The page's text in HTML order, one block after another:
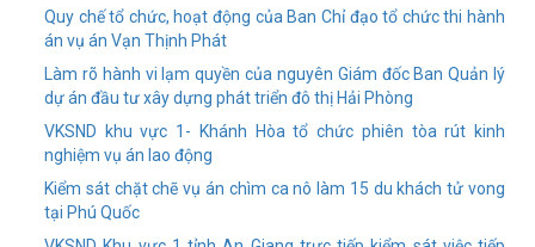
Quy chế tổ chức, hoạt động của Ban Chỉ đạo tổ chức thi hành
án vụ án Vạn Thịnh Phát
Làm rõ hành vi lạm quyền của nguyên Giám đốc Ban Quản lý
dự án đầu tư xây dựng phát triển đô thị Hải Phòng
VKSND khu vực 1- Khánh Hòa tổ chức phiên tòa rút kinh
nghiệm vụ án lao động
Kiểm sát chặt chẽ vụ án chìm ca nô làm 15 du khách tử vong
tại Phú Quốc